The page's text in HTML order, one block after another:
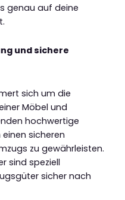
genau auf deine
und sichere
sich um die
Möbel und
hochwertige
sicheren
zu gewährleisten.
sind speziell
sicher nach